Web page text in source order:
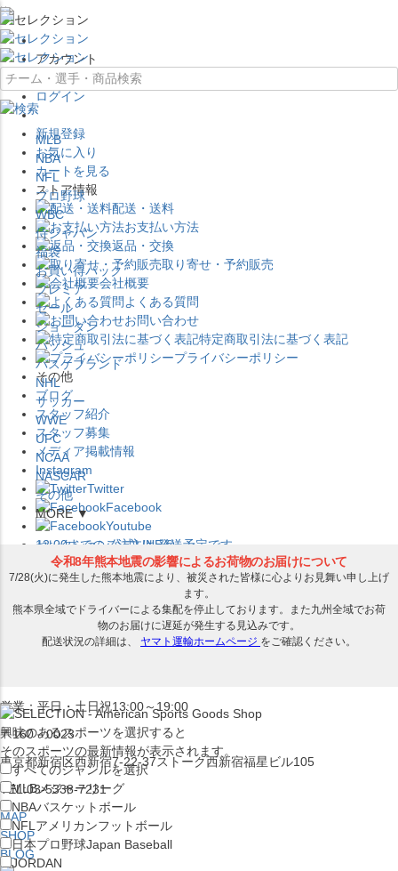
×
アカウント
ログイン
新規登録
お気に入り
カートを見る
ストア情報
配送・送料
お支払い方法
返品・交換
取り寄せ・予約販売
会社概要
よくある質問
お問い合わせ
特定商取引法に基づく表記
プライバシーポリシー
その他
ブログ
スタッフ紹介
スタッフ募集
メディア掲載情報
Instagram
Twitter
Facebook
Youtube
セレクション公式LINE@
営業：平日・土日祝13:00～19:00
〒160－0023
東京都新宿区西新宿7-22-37ストーク西新宿福星ビル105
TEL:03-5338-7231
MAP
SHOP
BLOG
MLB
NBA
NFL
プロ野球
WBC
侍ジャパン
福袋
お買い得パック
プレミア
セール
ジョーダン
バッシュ
バスケブランド
NHL
サッカー
WWE
UFC
NCAA
NASCAR
その他
MORE ▼
12:00までのご注文は発送予定です。
在庫品は 1-3営業日内で発送!! ※お取寄せ商品は対象外
興味のあるスポーツを選択すると
そのスポーツの最新情報が表示されます。
すべてのジャンルを選択
MLBメジャーリーグ
NBAバスケットボール
NFL アメリカンフットボール
日本プロ野球Japan Baseball
JORDAN